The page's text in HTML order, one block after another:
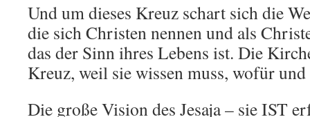
Und um dieses Kreuz schart sich die
die sich Christen nennen und als
das der Sinn ihres Lebens ist. Die
Kreuz, weil sie wissen muss, wofür
Die große Vision des Jesaja – sie IST